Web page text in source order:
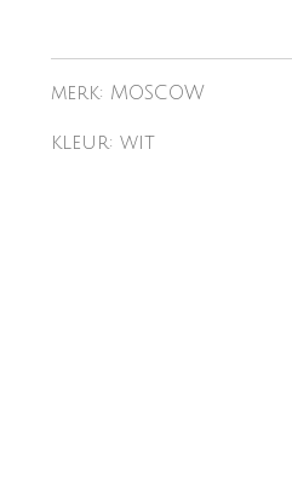
merk: MOSCOW
kleur: wit